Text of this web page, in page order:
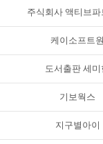
주식회사 액티브
케이소프트
도서출판 세미
기보웍스
지구별아이